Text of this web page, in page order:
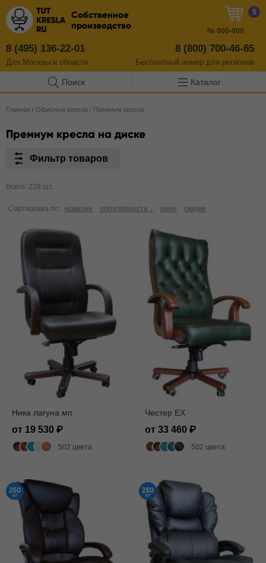
Собственное
производство
8 (495) 136-22-01
Для Москвы и области
8 (800) 700-46-65
Бесплатный номер для регионов
5
№ 000-000
Поиск Каталог
Главная / Офисные кресла / Премиум кресла
Премиум кресла на диске
Фильтр товаров
Всего: 228 шт.
Сортировка по: новизне популярности ↓ цене скидке
Ника лагуна мп
от 19 530
502 цвета
Честер EX
от 33 460
502 цвета